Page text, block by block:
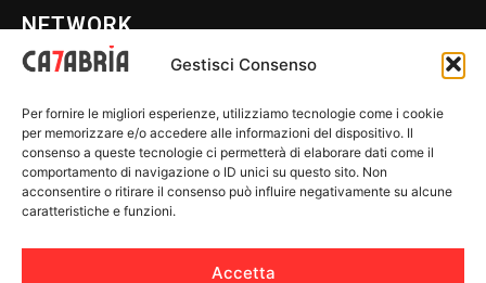
Gestisci Consenso
Per fornire le migliori esperienze, utilizziamo tecnologie come i cookie
per memorizzare e/o accedere alle informazioni del dispositivo. Il
consenso a queste tecnologie ci permetterà di elaborare dati come il
comportamento di navigazione o ID unici su questo sito. Non
acconsentire o ritirare il consenso può influire negativamente su alcune
caratteristiche e funzioni.
Accetta
NETWORK
WE CALABRIA
C7 PLAY
MIX ZONE